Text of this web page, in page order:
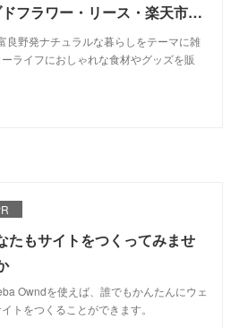
花七曜＊プリザーブドフラワー・リース・楽天市場店/富良野からお届けします♪
良野発ナチュラルな暮らしをテーマに雑
ライフにおしゃれな食材やグッズを販
たもサイトをつくってみませ
Owndを使えば、誰でもかんたんにウェ
トをつくることができます。